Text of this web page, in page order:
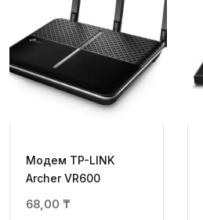
Модем TP-LINK
Archer VR600
68,00 ₸